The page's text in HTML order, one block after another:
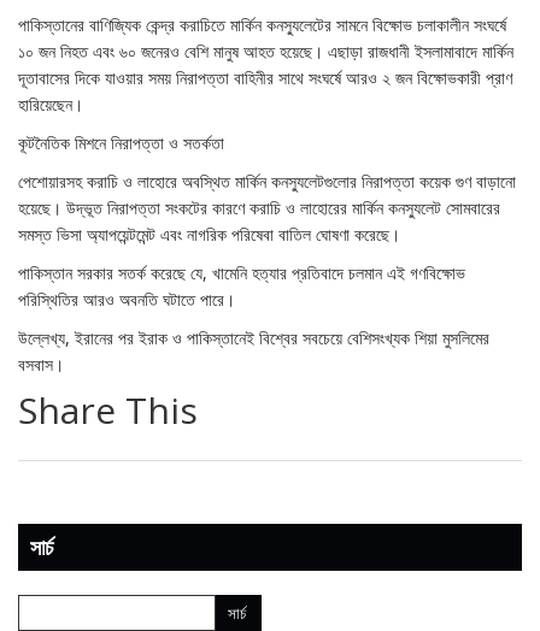
পাকিস্তানের বাণিজ্যিক কেন্দ্র করাচিতে মার্কিন কনস্যুলেটের সামনে বিক্ষোভ চলাকালীন সংঘর্ষে
১০ জন নিহত এবং ৬০ জনেরও বেশি মানুষ আহত হয়েছে। এছাড়া রাজধানী ইসলামাবাদে মার্কিন
দূতাবাসের দিকে যাওয়ার সময় নিরাপত্তা বাহিনীর সাথে সংঘর্ষে আরও ২ জন বিক্ষোভকারী প্রাণ
হারিয়েছেন।
কূটনৈতিক মিশনে নিরাপত্তা ও সতর্কতা
পেশোয়ারসহ করাচি ও লাহোরে অবস্থিত মার্কিন কনস্যুলেটগুলোর নিরাপত্তা কয়েক গুণ বাড়ানো
হয়েছে। উদ্ভূত নিরাপত্তা সংকটের কারণে করাচি ও লাহোরের মার্কিন কনস্যুলেট সোমবারের
সমস্ত ভিসা অ্যাপয়েন্টমেন্ট এবং নাগরিক পরিষেবা বাতিল ঘোষণা করেছে।
পাকিস্তান সরকার সতর্ক করেছে যে, খামেনি হত্যার প্রতিবাদে চলমান এই গণবিক্ষোভ
পরিস্থিতির আরও অবনতি ঘটাতে পারে।
উল্লেখ্য, ইরানের পর ইরাক ও পাকিস্তানেই বিশ্বের সবচেয়ে বেশিসংখ্যক শিয়া মুসলিমের
বসবাস।
Share This
সার্চ